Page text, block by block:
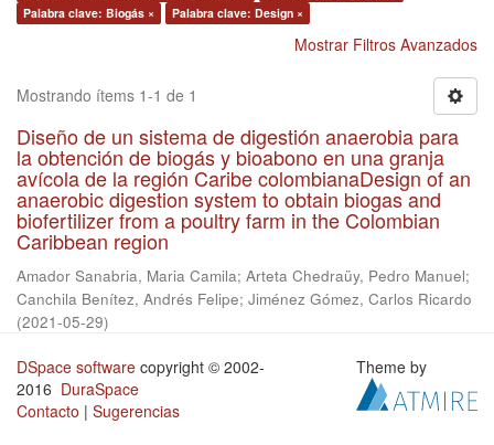
Palabra clave: Biogás ×
Palabra clave: Design ×
Mostrar Filtros Avanzados
Mostrando ítems 1-1 de 1
Diseño de un sistema de digestión anaerobia para
la obtención de biogás y bioabono en una granja
avícola de la región Caribe colombianaDesign of an
anaerobic digestion system to obtain biogas and
biofertilizer from a poultry farm in the Colombian
Caribbean region
Amador Sanabria, Maria Camila; Arteta Chedraüy, Pedro Manuel;
Canchila Benítez, Andrés Felipe; Jiménez Gómez, Carlos Ricardo
(2021-05-29)
DSpace software copyright © 2002-
2016 DuraSpace
Contacto | Sugerencias
Theme by